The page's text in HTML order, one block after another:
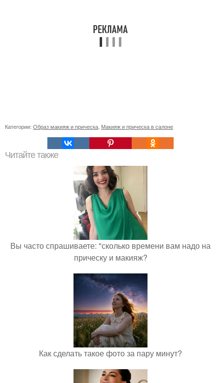
Категории: Образ макияж и прическа Макияж и прическа в салоне
Читайте также
Вы часто спрашиваете: "сколько времени вам надо на
прическу и макияж?
Как сделать такое фото за пару минут?